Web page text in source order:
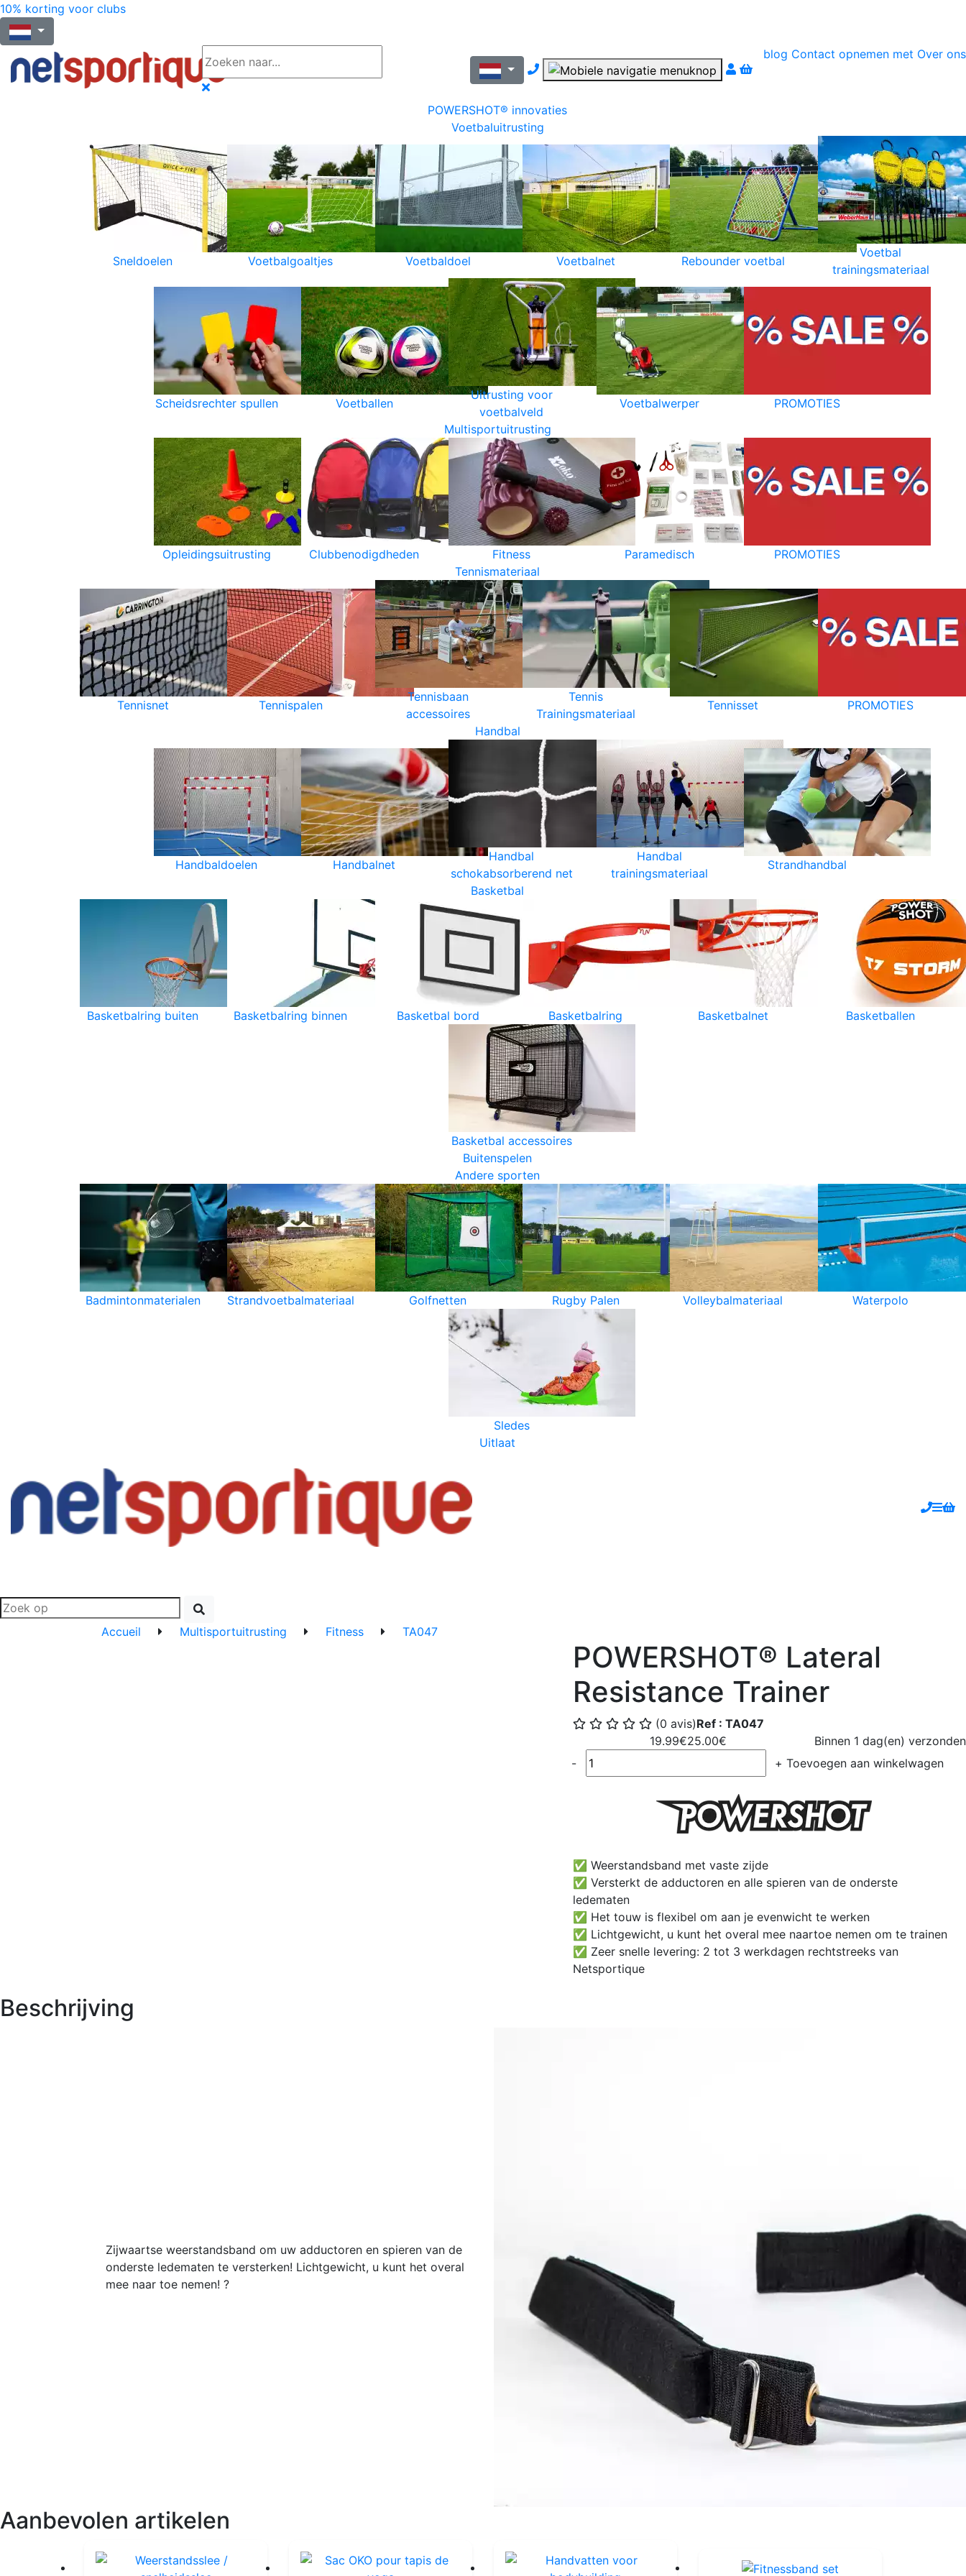
10% korting voor clubs
blog Contact opnemen met Over ons
Nous contacter par téléphone
POWERSHOT® innovaties
Voetbaluitrusting
Sneldoelen Voetbalgoaltjes Voetbaldoel Voetbalnet Rebounder voetbal
Voetbal
trainingsmateriaal
Scheidsrechter spullen Voetballen
Uitrusting voor
voetbalveld
Voetbalwerper
PROMOTIES
Multisportuitrusting
Opleidingsuitrusting Clubbenodigdheden Fitness Paramedisch
PROMOTIES
Tennismateriaal
Tennisnet Tennispalen
Tennisbaan
accessoires
Tennis
Trainingsmateriaal
Tennisset
PROMOTIES
Handbal
Handbaldoelen Handbalnet
Handbal
schokabsorberend net
Handbal
trainingsmateriaal
Strandhandbal
Basketbal
Basketbalring buiten Basketbalring binnen Basketbal bord Basketbalring Basketbalnet Basketballen
Basketbal accessoires
Buitenspelen
Andere sporten
Badmintonmaterialen Strandvoetbalmateriaal Golfnetten Rugby Palen Volleybalmateriaal Waterpolo
Sledes
Uitlaat
Accueil Multisportuitrusting Fitness TA047
POWERSHOT® Lateral
Resistance Trainer
(0 avis)Ref : TA047
19.99€25.00€ Binnen 1 dag(en) verzonden
Quantité
- + Toevoegen aan winkelwagen
✅ Weerstandsband met vaste zijde
✅ Versterkt de adductoren en alle spieren van de onderste
ledematen
✅ Het touw is flexibel om aan je evenwicht te werken
✅ Lichtgewicht, u kunt het overal mee naartoe nemen om te trainen
✅ Zeer snelle levering: 2 tot 3 werkdagen rechtstreeks van
Netsportique
Beschrijving
Zijwaartse weerstandsband om uw adductoren en spieren van de
onderste ledematen te versterken! Lichtgewicht, u kunt het overal
mee naar toe nemen! ?
Aanbevolen artikelen